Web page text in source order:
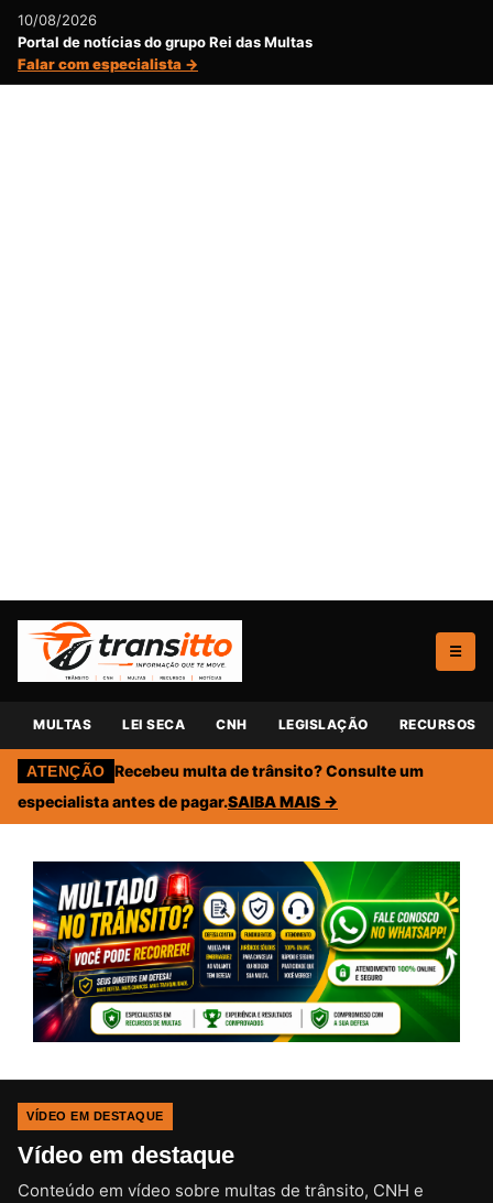
10/08/2026
Portal de notícias do grupo Rei das Multas
Falar com especialista →
☰
MULTAS LEI SECA CNH LEGISLAÇÃO RECURSOS
ATENÇÃO Recebeu multa de trânsito? Consulte um
especialista antes de pagar.SAIBA MAIS →
VÍDEO EM DESTAQUE
Vídeo em destaque
Conteúdo em vídeo sobre multas de trânsito, CNH e